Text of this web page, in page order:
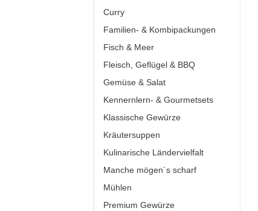
Curry
Familien- & Kombipackungen
Fisch & Meer
Fleisch, Geflügel & BBQ
Gemüse & Salat
Kennernlern- & Gourmetsets
Klassische Gewürze
Kräutersuppen
Kulinarische Ländervielfalt
Manche mögen´s scharf
Mühlen
Premium Gewürze